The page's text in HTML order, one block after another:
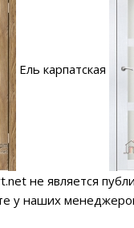
Ель карпатская
не является
у наших